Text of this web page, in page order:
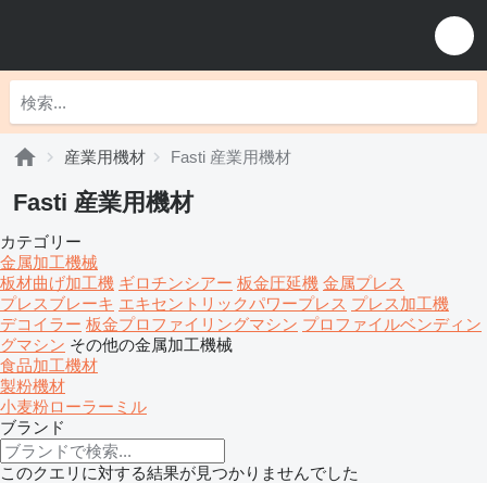
産業用機材 Fasti 産業用機材
Fasti 産業用機材
カテゴリー
金属加工機械
板材曲げ加工機 ギロチンシアー 板金圧延機 金属プレス
プレスブレーキ エキセントリックパワープレス プレス加工機
デコイラー 板金プロファイリングマシン プロファイルベンディン
グマシン その他の金属加工機械
食品加工機材
製粉機材
小麦粉ローラーミル
ブランド
このクエリに対する結果が見つかりませんでした